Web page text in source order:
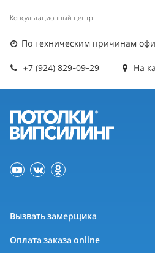
Консультационный центр
По техническим причинам
+7 (924) 829-09-29 На
Вызвать замерщика
Оплата заказа online